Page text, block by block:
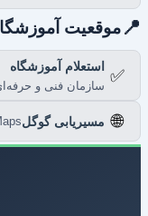
موقعیت آموزشگاه
✅ استعلام آموزشگاه
سازمان فنی و حرفه‌ای
مسیریابی گوگلMaps